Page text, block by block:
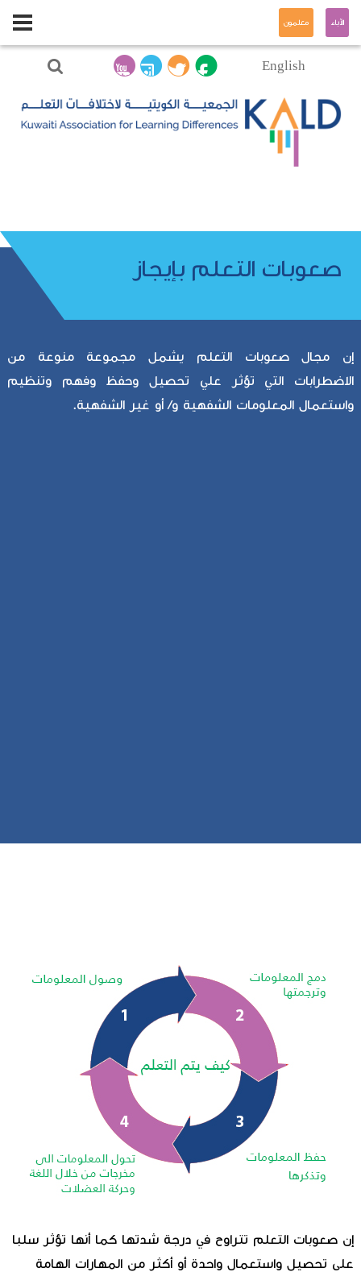
English
معلمون الآباء
صعوبات التعلم بإيجاز
إن مجال صعوبات التعلم يشمل مجموعة منوعة من
الاضطرابات التي تؤثر علي تحصيل وحفظ وفهم وتنظيم
واستعمال المعلومات الشفهية و/ أو غير الشفهية.
إن صعوبات التعلم تتراوح في درجة شدتها كما أنها تؤثر سلبا
على تحصيل واستعمال واحدة أو أكثر من المهارات الهامة